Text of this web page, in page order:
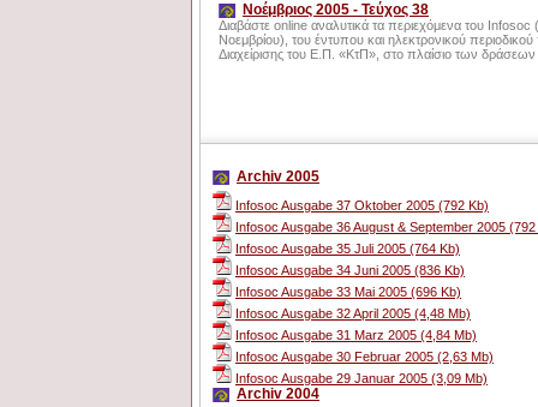
Νοέμβριος 2005 - Τεύχος 38
Διαβάστε online αναλυτικά τα περιεχόμενα του Infosoc
Νοεμβρίου), του έντυπου και ηλεκτρονικού
Διαχείρισης του Ε.Π. «ΚτΠ», στο πλαίσιο των
Archiv 2005
Infosoc Ausgabe 37 Oktober 2005 (792 Kb)
Infosoc Ausgabe 36 August & September 2005
Infosoc Ausgabe 35 Juli 2005 (764 Kb)
Infosoc Ausgabe 34 Juni 2005 (836 Kb)
Infosoc Ausgabe 33 Mai 2005 (696 Kb)
Infosoc Ausgabe 32 April 2005 (4,48 Mb)
Infosoc Ausgabe 31 Marz 2005 (4,84 Mb)
Infosoc Ausgabe 30 Februar 2005 (2,63 Mb)
Infosoc Ausgabe 29 Januar 2005 (3,09 Mb)
Archiv 2004